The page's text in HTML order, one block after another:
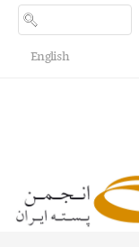
English